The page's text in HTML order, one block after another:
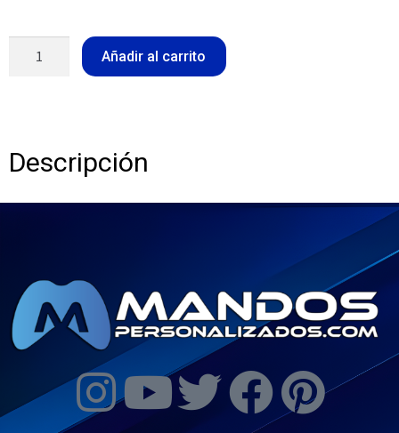
Añadir al carrito
Descripción